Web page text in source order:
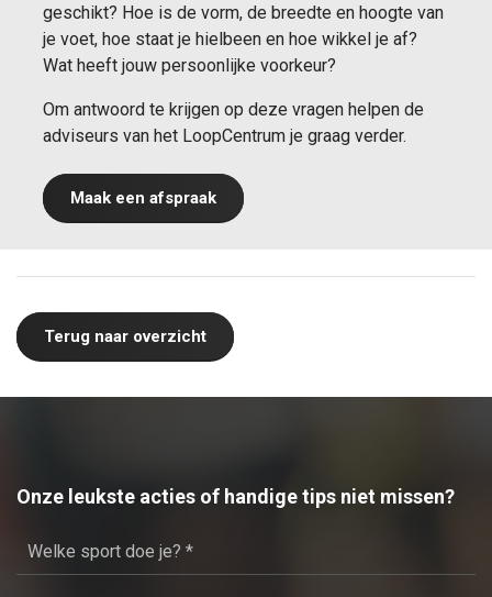
geschikt? Hoe is de vorm, de breedte en hoogte van
je voet, hoe staat je hielbeen en hoe wikkel je af?
Wat heeft jouw persoonlijke voorkeur?
Om antwoord te krijgen op deze vragen helpen de
adviseurs van het LoopCentrum je graag verder.
Maak een afspraak
Terug naar overzicht
Onze leukste acties of handige tips niet missen?